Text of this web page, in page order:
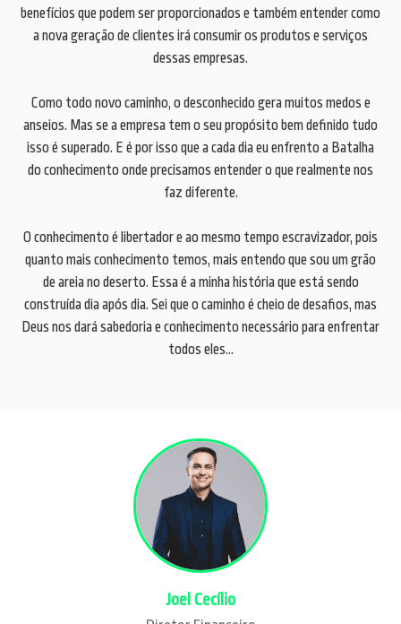
benefícios que podem ser proporcionados e também entender como
a nova geração de clientes irá consumir os produtos e serviços
dessas empresas.
Como todo novo caminho, o desconhecido gera muitos medos e
anseios. Mas se a empresa tem o seu propósito bem definido tudo
isso é superado. E é por isso que a cada dia eu enfrento a Batalha
do conhecimento onde precisamos entender o que realmente nos
faz diferente.
O conhecimento é libertador e ao mesmo tempo escravizador, pois
quanto mais conhecimento temos, mais entendo que sou um grão
de areia no deserto. Essa é a minha história que está sendo
construída dia após dia. Sei que o caminho é cheio de desafios, mas
Deus nos dará sabedoria e conhecimento necessário para enfrentar
todos eles...
Joel Cecílio